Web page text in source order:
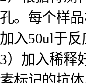
素标记的抗
4）甩去孔内
次。如果用
5）每孔加入